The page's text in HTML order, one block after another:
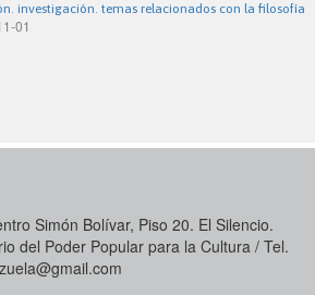
investigación. temas relacionados con la filosofía
01
Simón Bolívar, Piso 20. El Silencio.
del Poder Popular para la Cultura / Tel.